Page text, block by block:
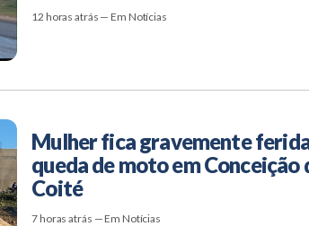
12 horas atrás — Em Notícias
Mulher fica gravemente
queda de moto em Conceição
Coité
7 horas atrás — Em Notícias